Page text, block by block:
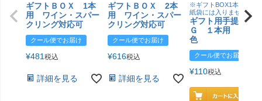
ギフトＢＯＸ 1本
用 ワイン・スパー
クリング対応可
クール便でお届け
¥481 税込
詳細を見る
ギフトＢＯＸ 2本
用 ワイン・スパー
クリング対応可
クール便でお届け
¥616税込
詳細を見る
※ギフトBOX1本用はこ
紙袋には入りません
ギフト用手提げＢ
Ｇ １本用 エン
色
クール便でお届け
¥110税込